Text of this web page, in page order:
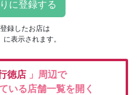
録したお店は
に表示されます。
徳店 」周辺で
いる店舗一覧を開く